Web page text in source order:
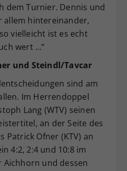
dem Turnier. Dennis und
allem hintereinander,
vielleicht ist es echt
wert …“
und Steindl/Tavcar
sind am
Im Herrendoppel
Lang (WTV) seinen
an der Seite des
Patrick Ofner (KTV) an
4:2, 2:4 und 10:8 im
Aichhorn und dessen